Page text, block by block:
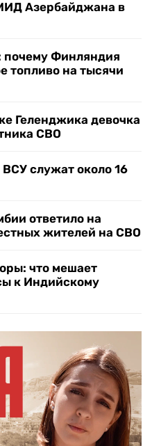
Азербайджана в
почему Финляндия
топливо на тысячи
Геленджика девочка
СВО
служат около 16
ответило на
жителей на СВО
что мешает
к Индийскому